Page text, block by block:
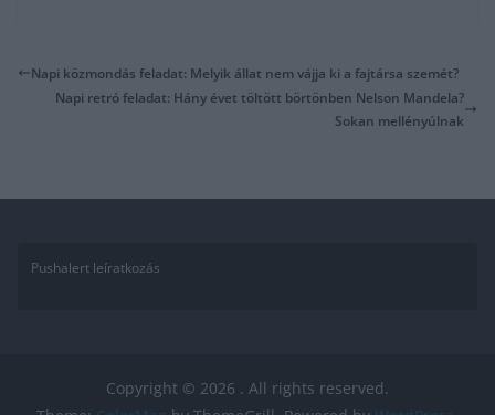
Napi közmondás feladat: Melyik állat nem vájja ki a fajtársa szemét?
Napi retró feladat: Hány évet töltött börtönben Nelson Mandela?
Sokan mellényúlnak
Pushalert leíratkozás
Copyright © 2026 . All rights reserved.